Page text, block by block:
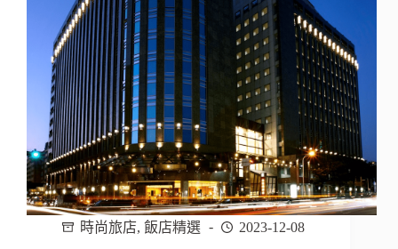
團
「SOLARIA
西
鐵
時尚旅店, 飯店精選 2023-12-08